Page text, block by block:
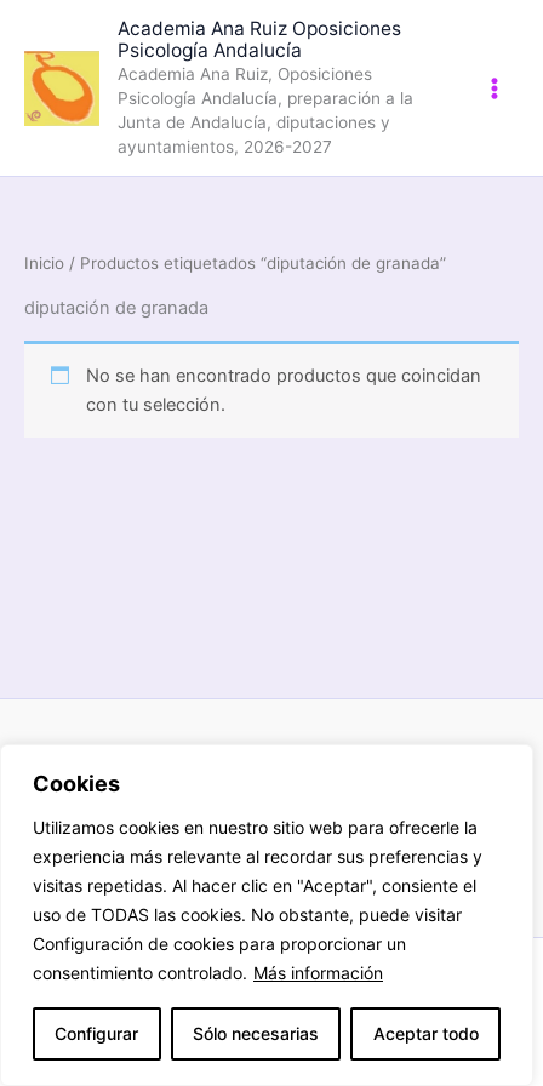
Cookies
Utilizamos cookies en nuestro sitio web para ofrecerle la
experiencia más relevante al recordar sus preferencias y
visitas repetidas. Al hacer clic en "Aceptar", consiente el
uso de TODAS las cookies. No obstante, puede visitar
Configuración de cookies para proporcionar un
consentimiento controlado. Más información
Configurar Sólo necesarias Aceptar todo
contenido
Academia Ana Ruiz Oposiciones
Psicología Andalucía
Academia Ana Ruiz, Oposiciones
Psicología Andalucía, preparación a la
Junta de Andalucía, diputaciones y
ayuntamientos, 2026-2027
Inicio / Productos etiquetados “diputación de granada”
diputación de granada
No se han encontrado productos que coincidan
con tu selección.
Cookies
Términos y condiciones
Reservados derechos propiedad intelectual
2026
Ana María Ruiz Rivas